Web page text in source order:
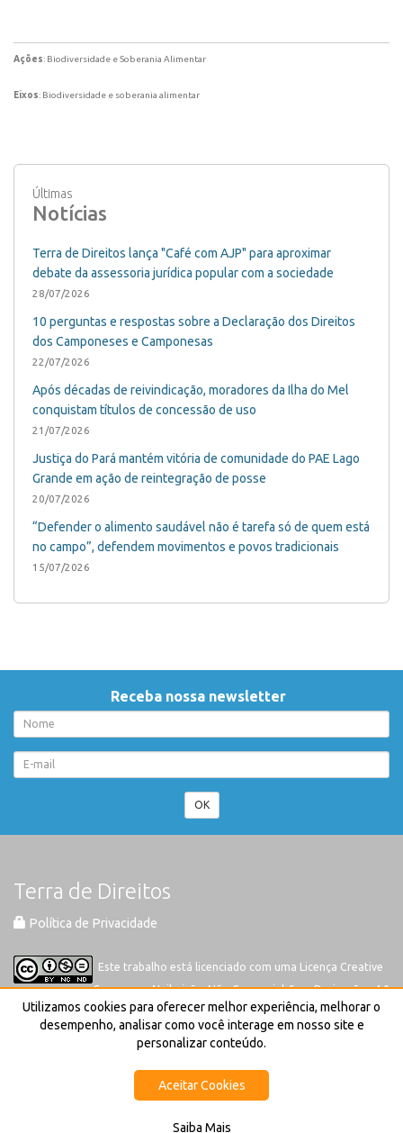
Ações: Biodiversidade e Soberania Alimentar
Eixos: Biodiversidade e soberania alimentar
Últimas
Notícias
Terra de Direitos lança "Café com AJP" para aproximar
debate da assessoria jurídica popular com a sociedade
28/07/2026
10 perguntas e respostas sobre a Declaração dos Direitos
dos Camponeses e Camponesas
22/07/2026
Após décadas de reivindicação, moradores da Ilha do Mel
conquistam títulos de concessão de uso
21/07/2026
Justiça do Pará mantém vitória de comunidade do PAE Lago
Grande em ação de reintegração de posse
20/07/2026
“Defender o alimento saudável não é tarefa só de quem está
no campo”, defendem movimentos e povos tradicionais
15/07/2026
Receba nossa newsletter
OK
Terra de Direitos
Política de Privacidade
Este trabalho está licenciado com uma Licença Creative
Commons-Atribuição-Não Comercial-Sem Derivações 4.0
Internacional
Utilizamos cookies para oferecer melhor experiência, melhorar o
desempenho, analisar como você interage em nosso site e
personalizar conteúdo.
Aceitar Cookies
Saiba Mais